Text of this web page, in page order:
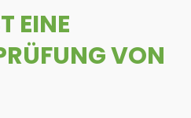
EINE
VON